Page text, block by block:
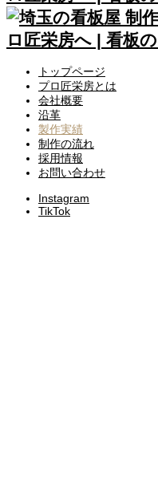
トップページ
プロ匠栄房とは
会社概要
沿革
製作実績
制作の流れ
採用情報
お問い合わせ
Instagram
TikTok